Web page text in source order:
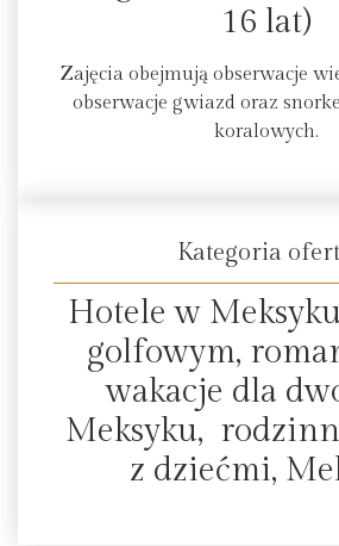
16 lat)
Zajęcia obejmują obserwacje
obserwacje gwiazd oraz
koralowych.
Kategoria
Hotele w
golfowym,
wakacje dla
Meksyku,
z dziećmi,